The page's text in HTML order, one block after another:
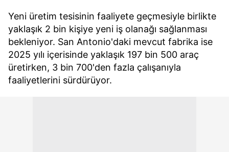
Yeni üretim tesisinin faaliyete geçmesiyle birlikte
yaklaşık 2 bin kişiye yeni iş olanağı sağlanması
bekleniyor. San Antonio'daki mevcut fabrika ise
2025 yılı içerisinde yaklaşık 197 bin 500 araç
üretirken, 3 bin 700'den fazla çalışanıyla
faaliyetlerini sürdürüyor.